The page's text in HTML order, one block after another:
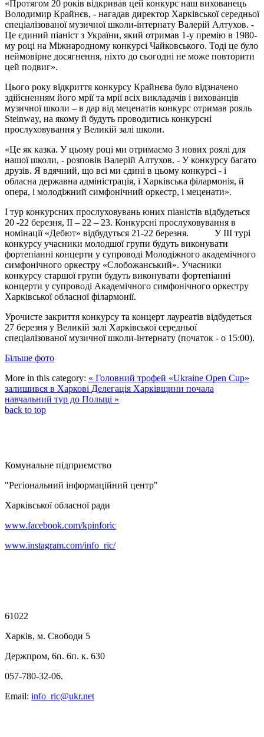
«Протягом 20 років відкривав цей конкурс наш вихованець
Володимир Крайнєв, - нагадав директор Харківської середньої
спеціалізованої музичної школи-інтернату Валерій Алтухов. -
Це єдиний піаніст з України, який отримав 1-у премію в 1980-
му році на Міжнародному конкурсі Чайковського. Тоді це було
неймовірне досягнення, ніхто до сьогодні не може повторити
цей подвиг».
Цього року відкриття конкурсу Крайнєва було відзначено
здійсненням його мрії та мрії всіх викладачів і вихованців
музичної школи – в дар від меценатів конкурс отримав рояль
Steinway, на якому й будуть проводитись конкурсні
прослуховування у Великій залі школи.
«Це як казка. У цьому році ми отримаємо 3 нових роялі для
нашої школи, - розповів Валерій Алтухов. - У конкурсу багато
друзів. Я вдячний, що всі ми єдині в цьому конкурсі - і
обласна державна адміністрація, і Харківська філармонія, й
опера, і молодіжний симфонічний оркестр, і меценати».
І тур конкурсних прослуховувань юних піаністів відбудеться
20 -22 березня, ІІ – 22 – 23. Конкурсні прослуховування в
номінації «Дебют» відбудуться 21-22 березня. У ІІІ турі
конкурсу учасники молодшої групи будуть виконувати
фортепіанні концерти у супроводі Молодіжного академічного
симфонічного оркестру «Слобожанський». Учасники
конкурсу старшої групи будуть виконувати фортепіанні
концерти у супроводі Академічного симфонічного оркестру
Харківської обласної філармонії.
Урочисте закриття конкурсу та концерт лауреатів відбудеться
27 березня у Великій залі Харківської середньої
спеціалізованої музичної школи-інтернату (початок - о 15:00).
Більше фото
More in this category: « Головний трофей «Ukraine Open Cup»
залишився в Харкові Делегація Харківщини почала
навчальний тур до Польщі »
back to top
Комунальне підприємство
"Регіональний інформаційний центр"
Харківської обласної ради
www.facebook.com/kpinforic
www.instagram.com/info_ric/
61022
Харків, м. Свободи 5
Держпром, 6п. 6п. к. 630
057-780-32-06.
Email: info_ric@ukr.net